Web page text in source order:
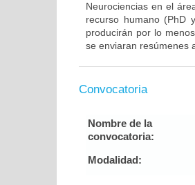
Neurociencias en el
recurso humano (PhD
producirán por lo
se enviaran resúmenes
Convocatoria
Nombre de la
convocatoria:
Modalidad: